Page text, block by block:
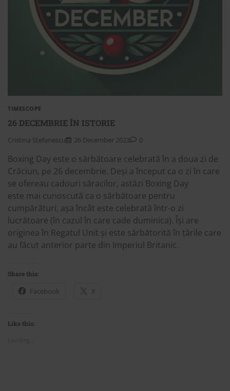
TIMESCOPE
26 DECEMBRIE ÎN ISTORIE
Cristina Stefanescu 26 December 2023 0
Boxing Day este o sărbătoare celebrată în a doua zi de
Crăciun, pe 26 decembrie. Deși a început ca o zi în care
se ofereau cadouri săracilor, astăzi Boxing Day
este mai cunoscută ca o sărbătoare pentru
cumpărături, așa încât este celebrată într-o zi
lucrătoare (în cazul în care cade duminica). Își are
originea în Regatul Unit și este sărbătorită în țările care
au făcut anterior parte din Imperiul Britanic.
Share this:
Facebook X
Like this: